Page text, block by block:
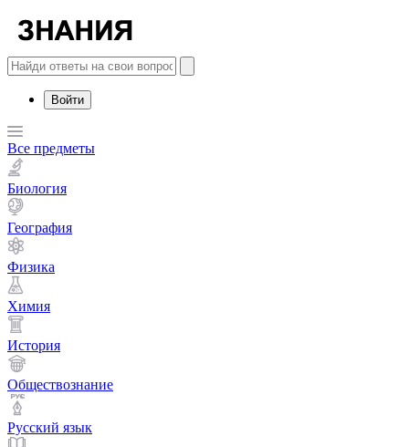
Войти
Все предметы
Биология
География
Физика
Химия
История
Обществознание
Русский язык